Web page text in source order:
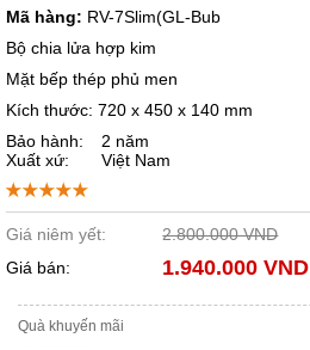
Mã hàng: RV-7Slim(GL-Bub
Bộ chia lửa hợp kim
Mặt bếp thép phủ men
Kích thước: 720 x 450 x 140 mm
Bảo hành:
2 năm
Xuất xứ:
Việt Nam
Giá niêm yết: 2.800.000 VND
Giá bán: 1.940.000 VND
Quà khuyến mãi